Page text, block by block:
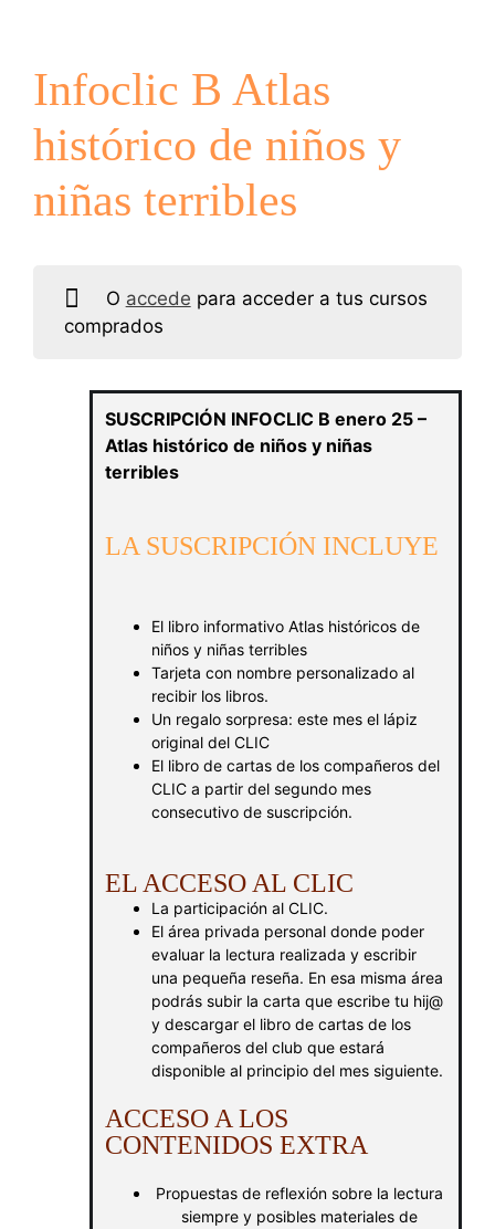
Infoclic B Atlas
histórico de niños y
niñas terribles
O accede para acceder a tus cursos
comprados
SUSCRIPCIÓN INFOCLIC B enero 25 –
Atlas histórico de niños y niñas
terribles
LA SUSCRIPCIÓN INCLUYE
El libro informativo Atlas históricos de
niños y niñas terribles
Tarjeta con nombre personalizado al
recibir los libros.
Un regalo sorpresa: este mes el lápiz
original del CLIC
El libro de cartas de los compañeros del
CLIC a partir del segundo mes
consecutivo de suscripción.
EL ACCESO AL CLIC
La participación al CLIC.
El área privada personal donde poder
evaluar la lectura realizada y escribir
una pequeña reseña. En esa misma área
podrás subir la carta que escribe tu hij@
y descargar el libro de cartas de los
compañeros del club que estará
disponible al principio del mes siguiente.
ACCESO A LOS
CONTENIDOS EXTRA
Propuestas de reflexión sobre la lectura
siempre y posibles materiales de